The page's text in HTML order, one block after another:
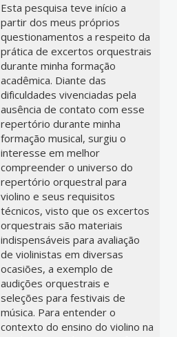
Esta pesquisa teve início a
partir dos meus próprios
questionamentos a respeito da
prática de excertos orquestrais
durante minha formação
acadêmica. Diante das
dificuldades vivenciadas pela
ausência de contato com esse
repertório durante minha
formação musical, surgiu o
interesse em melhor
compreender o universo do
repertório orquestral para
violino e seus requisitos
técnicos, visto que os excertos
orquestrais são materiais
indispensáveis para avaliação
de violinistas em diversas
ocasiões, a exemplo de
audições orquestrais e
seleções para festivais de
música. Para entender o
contexto do ensino do violino na